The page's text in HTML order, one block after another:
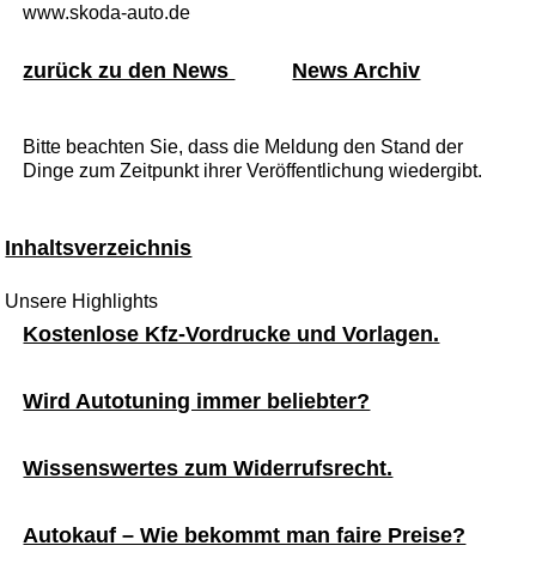
www.skoda-auto.de
zurück zu den News News Archiv
Bitte beachten Sie, dass die Meldung den Stand der
Dinge zum Zeitpunkt ihrer Veröffentlichung wiedergibt.
Inhaltsverzeichnis
Unsere Highlights
Kostenlose Kfz-Vordrucke und Vorlagen.
Wird Autotuning immer beliebter?
Wissenswertes zum Widerrufsrecht.
Autokauf – Wie bekommt man faire Preise?